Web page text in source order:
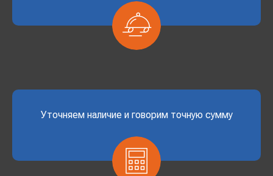
Уточняем наличие и говорим точную сумму